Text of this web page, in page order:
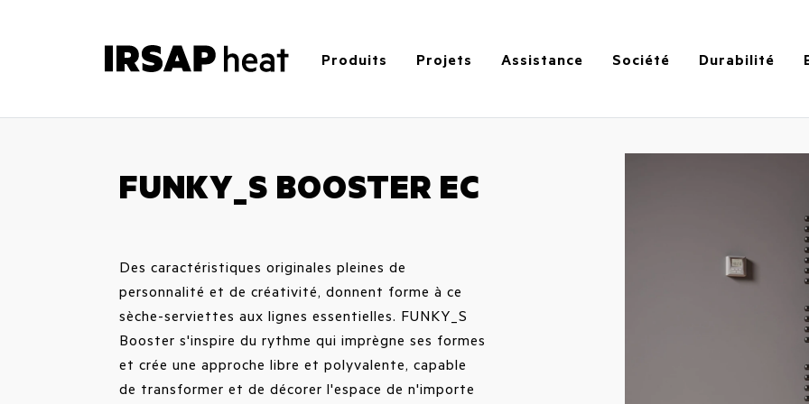
Produits Projets Assistance Société Durabilité
FUNKY_S BOOSTER EC
Des caractéristiques originales pleines de
personnalité et de créativité, donnent forme à ce
sèche-serviettes aux lignes essentielles. FUNKY_S
Booster s'inspire du rythme qui imprègne ses formes
et crée une approche libre et polyvalente, capable
de transformer et de décorer l'espace de n'importe